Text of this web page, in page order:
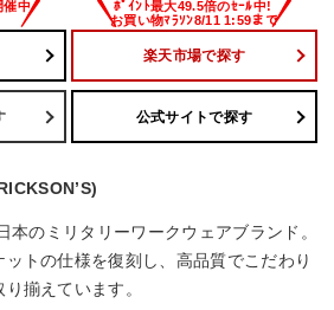
楽天市場で探す
公式サイトで探す
本のミリタリーワークウェアブランド。
トの仕様を復刻し、高品質でこだわり
揃えています。